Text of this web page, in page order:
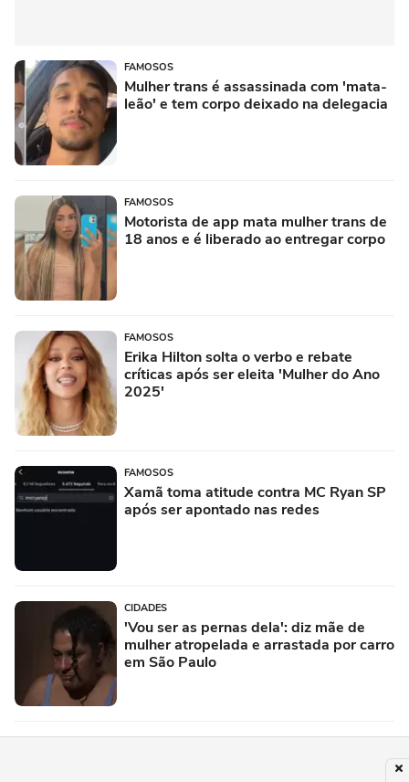
FAMOSOS
Mulher trans é assassinada com 'mata-
leão' e tem corpo deixado na delegacia
FAMOSOS
Motorista de app mata mulher trans de
18 anos e é liberado ao entregar corpo
FAMOSOS
Erika Hilton solta o verbo e rebate
críticas após ser eleita 'Mulher do Ano
2025'
FAMOSOS
Xamã toma atitude contra MC Ryan SP
após ser apontado nas redes
CIDADES
'Vou ser as pernas dela': diz mãe de
mulher atropelada e arrastada por carro
em São Paulo